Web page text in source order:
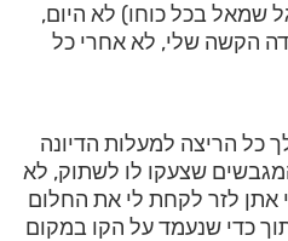
שמאל בכל כוחו) לא היום,
הקשה שלי, לא אחרי כל
כל הריצה למעלות הדיונה
שצעקו לו לשתוק, לא
אתן לזר לקחת לי את החלום
כדי שנעמד על הקו במקום